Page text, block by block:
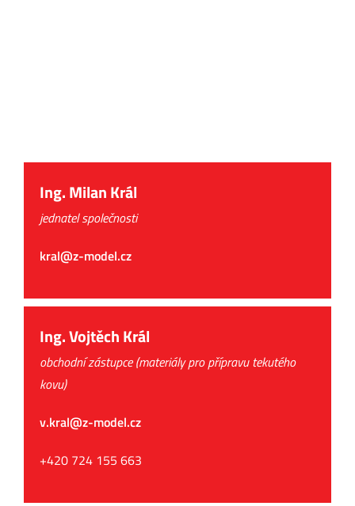
Ing. Milan Král
jednatel společnosti
kral@z-model.cz
Ing. Vojtěch Král
obchodní zástupce (materiály pro přípravu tekutého
kovu)
v.kral@z-model.cz
+420 724 155 663